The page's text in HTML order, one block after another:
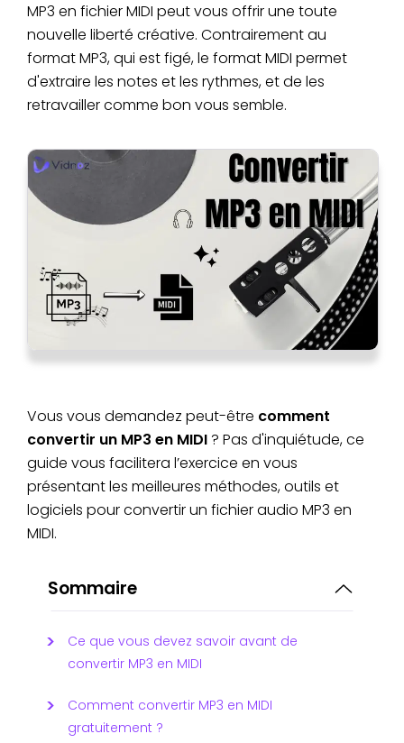
MP3 en fichier MIDI peut vous offrir une toute
nouvelle liberté créative. Contrairement au
format MP3, qui est figé, le format MIDI permet
d'extraire les notes et les rythmes, et de les
retravailler comme bon vous semble.
Vous vous demandez peut-être comment
convertir un MP3 en MIDI ? Pas d'inquiétude, ce
guide vous facilitera l’exercice en vous
présentant les meilleures méthodes, outils et
logiciels pour convertir un fichier audio MP3 en
MIDI.
Sommaire
Ce que vous devez savoir avant de
convertir MP3 en MIDI
Comment convertir MP3 en MIDI
gratuitement ?